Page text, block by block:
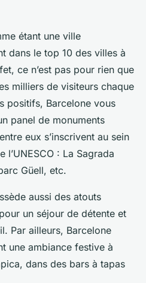
étant une ville
dans le top 10 des villes à
ce n’est pas pour rien que
milliers de visiteurs chaque
positifs, Barcelone vous
panel de monuments
eux s’inscrivent au sein
: La Sagrada
Güell, etc.
aussi des atouts
un séjour de détente et
Par ailleurs, Barcelone
une ambiance festive à
dans des bars à tapas